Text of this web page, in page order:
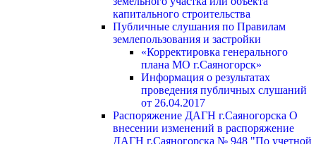
капитального строительства
Публичные слушания по Правилам
землепользования и застройки
«Корректировка генерального
плана МО г.Саяногорск»
Информация о результатах
проведения публичных слушаний
от 26.04.2017
Распоряжение ДАГН г.Саяногорска О
внесении изменений в распоряжение
ДАГН г.Саяногорска № 948 "По учетной